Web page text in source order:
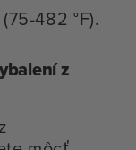
482 °F).
z